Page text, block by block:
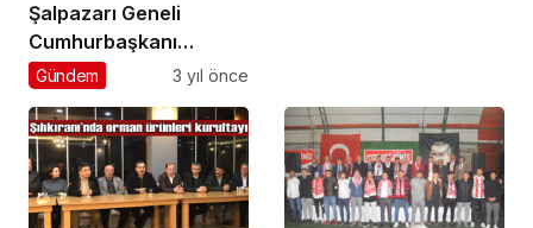
Şalpazarı Geneli
Cumhurbaşkanı
Seçimleri 2. Tur
Gündem 3 yıl önce